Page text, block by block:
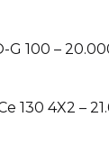
G 100 –
130 4X2 –